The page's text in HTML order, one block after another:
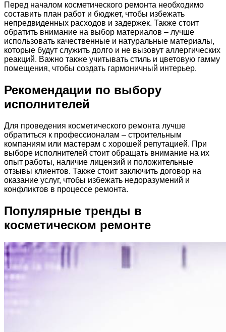
Перед началом косметического ремонта необходимо
составить план работ и бюджет, чтобы избежать
непредвиденных расходов и задержек. Также стоит
обратить внимание на выбор материалов – лучше
использовать качественные и натуральные материалы,
которые будут служить долго и не вызовут аллергических
реакций. Важно также учитывать стиль и цветовую гамму
помещения, чтобы создать гармоничный интерьер.
Рекомендации по выбору
исполнителей
Для проведения косметического ремонта лучше
обратиться к профессионалам – строительным
компаниям или мастерам с хорошей репутацией. При
выборе исполнителей стоит обращать внимание на их
опыт работы, наличие лицензий и положительные
отзывы клиентов. Также стоит заключить договор на
оказание услуг, чтобы избежать недоразумений и
конфликтов в процессе ремонта.
Популярные тренды в
косметическом ремонте